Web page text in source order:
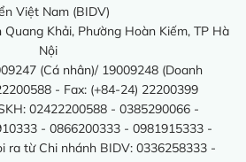
Việt Nam (BIDV)
Quang Khải, Phường Hoàn Kiếm, TP Hà
Nội
(Cá nhân)/ 19009248 (Doanh
- Fax: (+84-24) 22200399
02422200588 - 0385290066 -
- 0866200333 - 0981915333 -
ra từ Chi nhánh BIDV: 0336258333 -